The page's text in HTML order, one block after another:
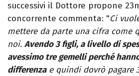
successivi il Dottore propone
concorrente commenta: "Ci
mettere da parte una cifra come
noi. Avendo 3 figli, a livello di
avessimo tre gemelli perché
differenzae quindi dovrò pagare